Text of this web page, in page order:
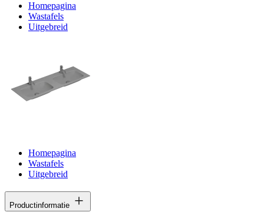
Homepagina
Wastafels
Uitgebreid
Homepagina
Wastafels
Uitgebreid
Productinformatie